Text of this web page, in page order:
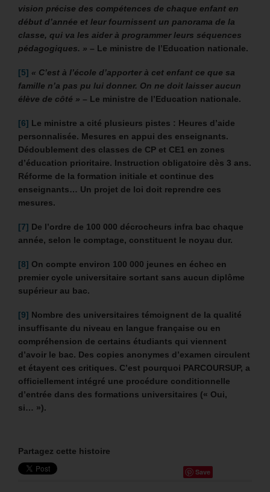
vision précise des compétences de chaque enfant en
début d’année et leur fournissent un panorama de la
classe, qui va les aider à programmer leurs séquences
pédagogiques. » – Le ministre de l’Education nationale.
[5] « C’est à l’école d’apporter à cet enfant ce que sa
famille n’a pas pu lui donner. On ne doit laisser aucun
élève de côté » – Le ministre de l’Education nationale.
[6] Le ministre a cité plusieurs pistes : Heures d’aide
personnalisée. Mesures en appui des enseignants.
Dédoublement des classes de CP et CE1 en zones
d’éducation prioritaire. Instruction obligatoire dès 3 ans.
Réforme de la formation initiale et continue des
enseignants… Un projet de loi doit reprendre ces
mesures.
[7] De l’ordre de 100 000 décrocheurs infra bac chaque
année, selon le comptage, constituent le noyau dur.
[8] On compte environ 100 000 jeunes en échec en
premier cycle universitaire sortant sans aucun diplôme
supérieur au bac.
[9] Nombre des universitaires témoignent de la qualité
insuffisante du niveau en langue française ou en
compréhension de certains étudiants qui viennent
d’avoir le bac. Des copies anonymes d’examen circulent
et étayent ces critiques. C’est pourquoi PARCOURSUP, a
officiellement intégré une procédure conditionnelle
d’entrée dans des formations universitaires (« Oui,
si… »).
Partagez cette histoire
Save